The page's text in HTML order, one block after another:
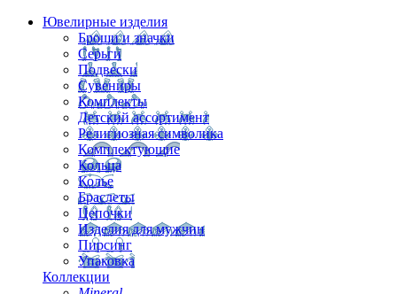
Ювелирные изделия
Броши и значки
Серьги
Подвески
Сувениры
Комплекты
Детский ассортимент
Религиозная символика
Комплектующие
Кольца
Колье
Браслеты
Цепочки
Изделия для мужчин
Пирсинг
Упаковка
Коллекции